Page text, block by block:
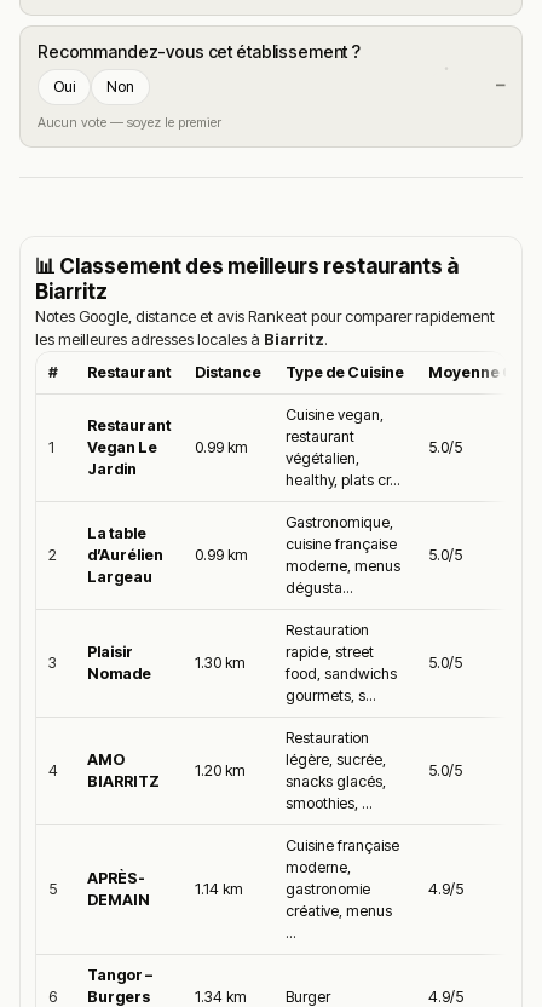
Recommandez-vous cet établissement ?
Oui Non
Aucun vote — soyez le premier
—
📊 Classement des meilleurs restaurants à
Biarritz
Notes Google, distance et avis Rankeat pour comparer rapidement
les meilleures adresses locales à Biarritz.
# Restaurant Distance Type de Cuisine Moyenne
1
Restaurant
Vegan Le
Jardin
0.99 km
Cuisine vegan,
restaurant
végétalien,
healthy, plats cr...
5.0/5
2
La table
d’Aurélien
Largeau
0.99 km
Gastronomique,
cuisine française
moderne, menus
dégusta...
5.0/5
3
Plaisir
Nomade
1.30 km
Restauration
rapide, street
food, sandwichs
gourmets, s...
5.0/5
4
AMO
BIARRITZ
1.20 km
Restauration
légère, sucrée,
snacks glacés,
smoothies, ...
5.0/5
5
APRÈS-
DEMAIN
1.14 km
Cuisine française
moderne,
gastronomie
créative, menus
...
4.9/5
6
Tangor –
Burgers
1.34 km Burger 4.9/5